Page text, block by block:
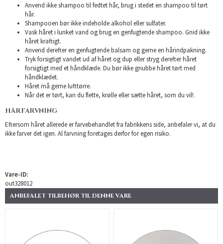
Anvend ikke shampoo til fedtet hår, brug i stedet en shampoo til tørt
hår.
Shampooen bør ikke indeholde alkohol eller sulfater.
Vask håret i lunket vand og brug en genfugtende shampoo. Gnid ikke
håret kraftigt.
Anvend derefter en genfugtende balsam og gerne en hårindpakning.
Tryk forsigtigt vandet ud af håret og dup eller stryg derefter håret
forsigtigt med et håndklæde. Du bør ikke gnubbe håret tørt med
håndklædet.
Håret må gerne lufttørre.
Når det er tørt, kan du flette, krølle eller sætte håret, som du vil!.
HÅRFARVNING
Eftersom håret allerede er farvebehandlet fra fabrikkens side, anbefaler vi, at du
ikke farver det igen. Al farvning foretages derfor for egen risiko.
Vare-ID:
out328012
ANBEFALET TILBEHØR TIL DENNE VARE